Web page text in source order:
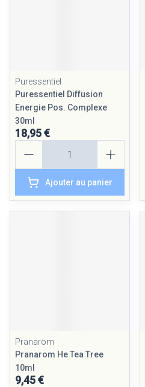
Puressentiel
Puressentiel Diffusion
Energie Pos. Complexe
30ml
18,95 €
Ajouter au panier
Pranarom
Pranarom He Tea Tree
10ml
9,45 €